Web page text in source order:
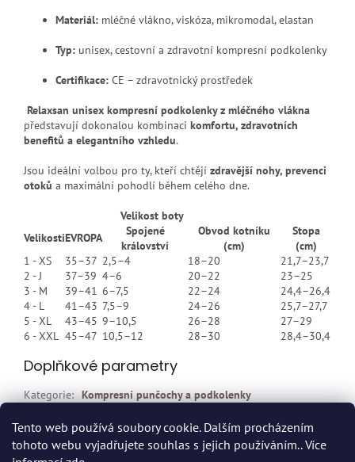
Tento web používá soubory cookie. Dalším procházením
tohoto webu vyjadřujete souhlas s jejich používáním.. Více
Materiál: mléčné vlákno, viskóza, mikromodal, elastan
Typ: unisex, cestovní a zdravotní kompresní podkolenky
Certifikace: CE – zdravotnický prostředek
Relaxsan unisex kompresní podkolenky z mléčného vlákna
představují dokonalou kombinaci komfortu, zdravotních
benefitů a elegantního vzhledu.
Jsou ideální volbou pro ty, kteří chtějí zdravější nohy, prevenci
otoků a maximální pohodlí během celého dne.
Velikost boty
VelikostiEVROPA
Spojené
království
Obvod kotníku
(cm)
Stopa
(cm)
1 - XS
35–37 2,5–4 18–20
21,7–23,7
2 - J
37–39 4–6 20–22
23–25
3 - M
39–41 6–7,5 22–24
24,4–26,4
4 - L
41–43 7,5–9 24–26
25,7–27,7
5 - XL
43–45 9–10,5 26–28
27–29
6 - XXL 45–47 10,5–12 28–30 28,4–30,4
Doplňkové parametry
Kategorie: Kompresní punčochy a podkolenky